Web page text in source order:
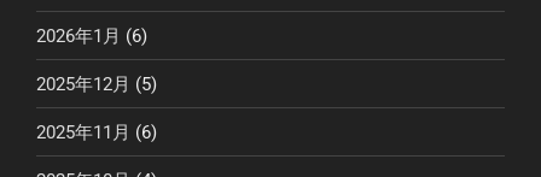
2026年1月 (6)
2025年12月 (5)
2025年11月 (6)